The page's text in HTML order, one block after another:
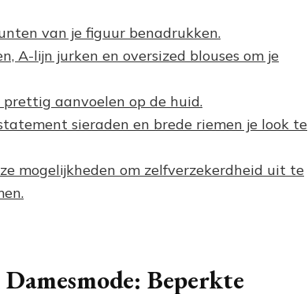
van je figuur benadrukken.
A-lijn jurken en oversized blouses om je
prettig aanvoelen op de huid.
sieraden en brede riemen je look te
mogelijkheden om zelfverzekerdheid uit te
Beperkte